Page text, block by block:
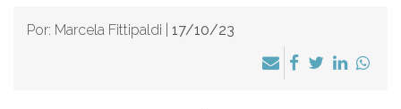
Por: Marcela Fittipaldi | 17/10/23